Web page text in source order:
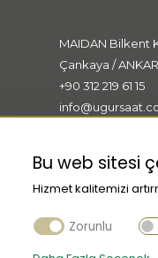
MAIDAN Bilkent
Çankaya /
+90 312 219 61 15
Bu web sitesi
Hizmet kalitemizi
Zorunlu